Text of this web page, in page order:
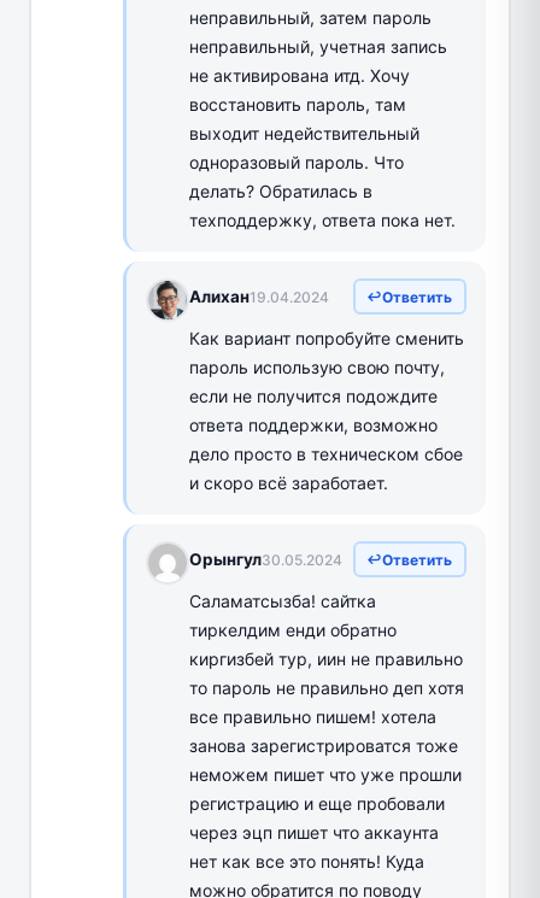
неправильный, затем пароль
неправильный, учетная запись
не активирована итд. Хочу
восстановить пароль, там
выходит недействительный
одноразовый пароль. Что
делать? Обратилась в
техподдержку, ответа пока нет.
Алихан19.04.2024 Ответить
Как вариант попробуйте сменить
пароль использую свою почту,
если не получится подождите
ответа поддержки, возможно
дело просто в техническом сбое
и скоро всё заработает.
Орынгул30.05.2024 Ответить
Саламатсызба! сайтка
тиркелдим енди обратно
киргизбей тур, иин не правильно
то пароль не правильно деп хотя
все правильно пишем! хотела
занова зарегистрироватся тоже
неможем пишет что уже прошли
регистрацию и еще пробовали
через эцп пишет что аккаунта
нет как все это понять! Куда
можно обратится по поводу